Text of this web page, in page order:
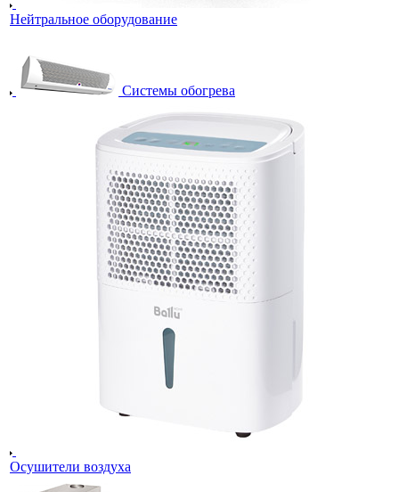
Нейтральное оборудование
Системы обогрева
Осушители воздуха